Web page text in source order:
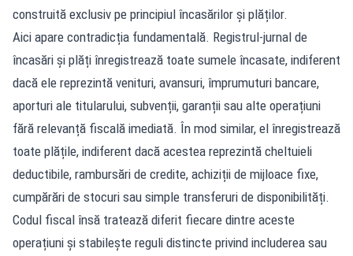
construită exclusiv pe principiul încasărilor și plăților.
Aici apare contradicția fundamentală. Registrul-jurnal de
încasări și plăți înregistrează toate sumele încasate, indiferent
dacă ele reprezintă venituri, avansuri, împrumuturi bancare,
aporturi ale titularului, subvenții, garanții sau alte operațiuni
fără relevanță fiscală imediată. În mod similar, el înregistrează
toate plățile, indiferent dacă acestea reprezintă cheltuieli
deductibile, rambursări de credite, achiziții de mijloace fixe,
cumpărări de stocuri sau simple transferuri de disponibilități.
Codul fiscal însă tratează diferit fiecare dintre aceste
operațiuni și stabilește reguli distincte privind includerea sau